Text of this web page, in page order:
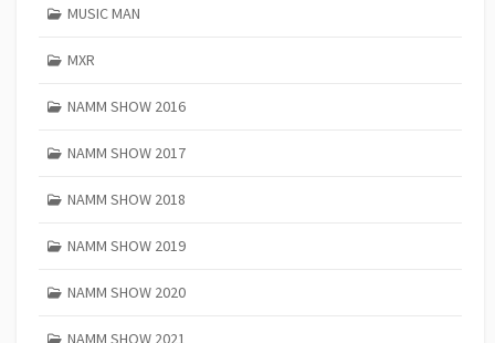
MUSIC MAN
MXR
NAMM SHOW 2016
NAMM SHOW 2017
NAMM SHOW 2018
NAMM SHOW 2019
NAMM SHOW 2020
NAMM SHOW 2021